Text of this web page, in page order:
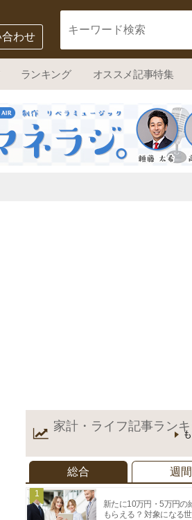
わせ
ランキング オススメ記事特集
家計・ライフ記事ラン
総合 週間
1
新たに10万円・5万円の
もらえる？ 対象になる